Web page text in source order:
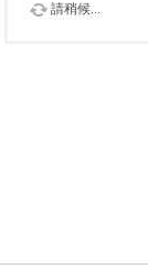
請稍候...